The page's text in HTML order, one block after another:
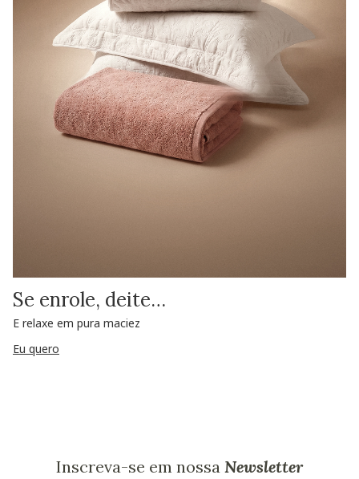
Se enrole, deite…
E relaxe em pura maciez
Eu quero
Inscreva-se em nossa Newsletter